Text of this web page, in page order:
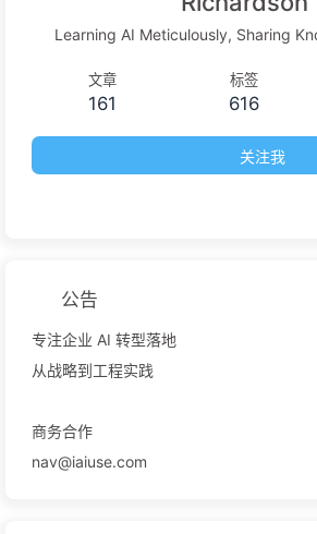
Learning AI Meticulously, Sharing
文章
161
标签
616
关注我
公告
专注企业 AI 转型落地
从战略到工程实践
商务合作
nav@iaiuse.com